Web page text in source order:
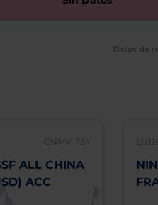
Datos de
CNMV: 734
ALL CHINA
ACC